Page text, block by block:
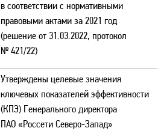
в соответствии с нормативными
правовыми актами за 2021 год
(решение от 31.03.2022, протокол
№ 421/22)
Утверждены целевые значения
ключевых показателей эффективности
(КПЭ) Генерального директора
ПАО «Россети Северо-Запад»